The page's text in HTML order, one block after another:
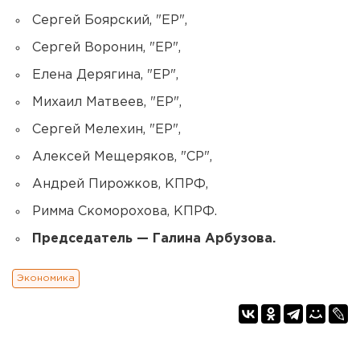
Сергей Боярский, "ЕР",
Сергей Воронин, "ЕР",
Елена Дерягина, "ЕР",
Михаил Матвеев, "ЕР",
Сергей Мелехин, "ЕР",
Алексей Мещеряков, "СР",
Андрей Пирожков, КПРФ,
Римма Скоморохова, КПРФ.
Председатель — Галина Арбузова.
Экономика